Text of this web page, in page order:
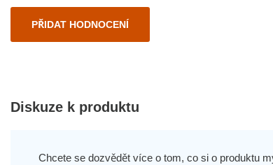
PŘIDAT HODNOCENÍ
Diskuze k produktu
Chcete se dozvědět více o tom, co si o produktu